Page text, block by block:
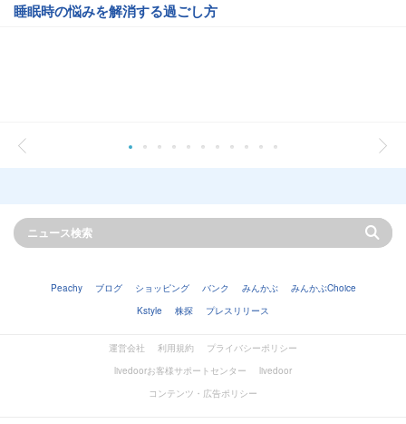
睡眠時の悩みを解消する過ごし方
Peachy ブログ ショッピング バンク みんかぶ
みんかぶChoice
Kstyle
株探 プレスリリース
運営会社 利用規約
プライバシーポリシー
livedoorお客様サポートセンター
livedoor
コンテンツ・広告ポリシー